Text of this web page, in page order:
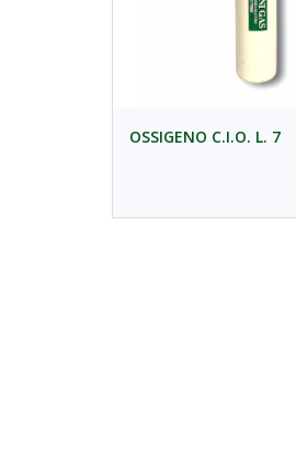
OSSIGENO C.I.O. L. 7